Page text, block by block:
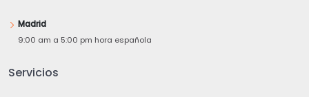
Madrid
9:00 am a 5:00 pm hora española
Servicios